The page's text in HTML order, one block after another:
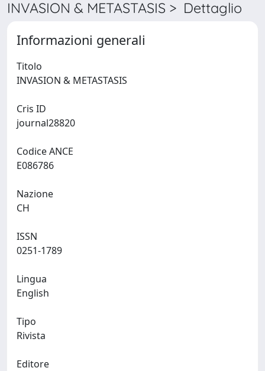
INVASION & METASTASIS > Dettaglio
Informazioni generali
Titolo
Cris ID
Codice ANCE
Nazione
ISSN
Lingua
Tipo
Rivista
Editore